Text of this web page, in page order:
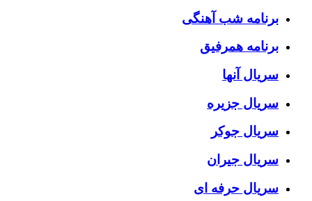
برنامه شب آهنگی
برنامه همرفیق
سریال آنها
سریال جزیره
سریال جوکر
سریال جیران
سریال حرفه ای